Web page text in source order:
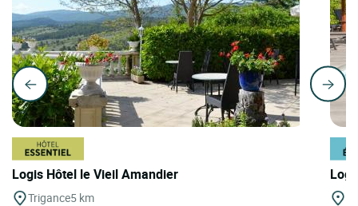
Logis Hôtel le Vieil Amandier
Trigance5 km